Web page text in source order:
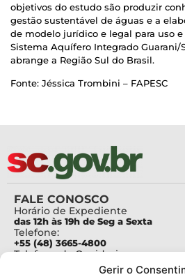
Gerir o
objetivos do estudo são produzir
gestão sustentável de águas e a
de modelo jurídico e legal para uso e
Sistema Aquífero Integrado Guarani/
abrange a Região Sul do Brasil.
Fonte: Jéssica Trombini – FAPESC
FALE CONOSCO
Horário de Expediente
das 12h às 19h de Seg a Sexta
Telefone:
+55 (48) 3665-4800
Telefone da Ouvidoria